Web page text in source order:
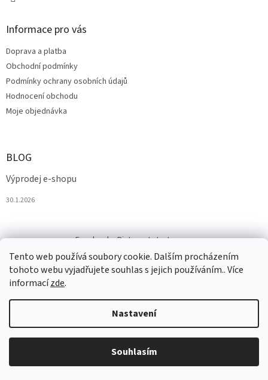
Tento web používá soubory cookie. Dalším procházením
tohoto webu vyjadřujete souhlas s jejich používáním.. Více
informacízde.
Nastavení
Souhlasím
Informace pro vás
Doprava a platba
Obchodní podmínky
Podmínky ochrany osobních údajů
Hodnocení obchodu
Moje objednávka
BLOG
Výprodej e-shopu
30.1.2026
Facebook Pinterest Instagram
Vytvořil Shoptet
Salesmall.cz. Všechna práva vyhrazena.